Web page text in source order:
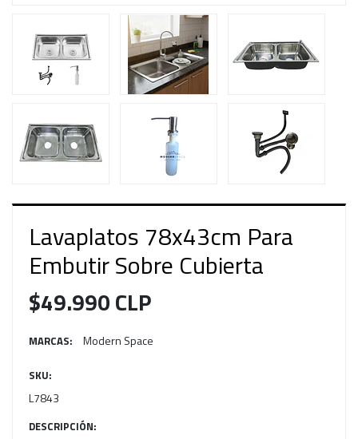
Lavaplatos 78x43cm Para
Embutir Sobre Cubierta
$49.990 CLP
MARCAS: Modern Space
SKU:
L7843
DESCRIPCIÓN: